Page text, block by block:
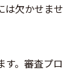
は欠かせませ
す。審査プロ